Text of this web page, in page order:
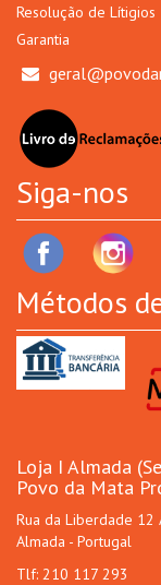
Resolução de Lítigios
Garantia
Siga-nos
Métodos
Loja I Almada
Povo da Mata
Rua da Liberdade 12
Almada - Portugal
Tlf: 210 117 293